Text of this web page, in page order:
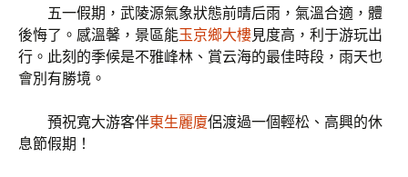
五一假期，武陵源氣象狀態前晴后雨，氣溫合適，體
後悔了。感溫馨，景區能玉京鄉大樓見度高，利于游玩出
行。此刻的季候是不雅峰林、賞云海的最佳時段，雨天也
會別有勝境。
預祝寬大游客伴東生麗廈侶渡過一個輕松、高興的休
息節假期！